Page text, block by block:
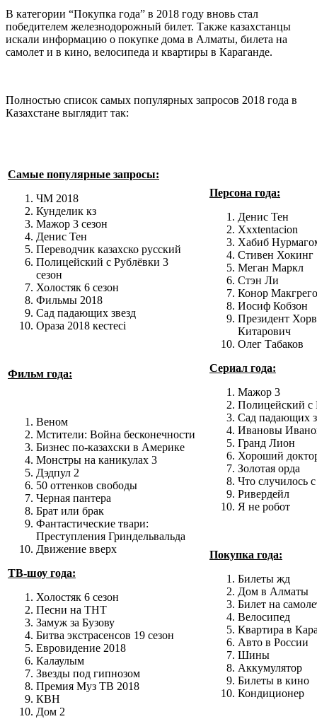
В категории “Покупка года” в 2018 году вновь стал
победителем железнодорожный билет. Также казахстанцы
искали информацию о покупке дома в Алматы, билета на
самолет и в кино, велосипеда и квартиры в Караганде.
Полностью список самых популярных запросов 2018 года в
Казахстане выглядит так:
Самые популярные запросы:
ЧМ 2018
Кунделик кз
Мажор 3 сезон
Денис Тен
Переводчик казахско русский
Полицейский с Рублёвки 3
сезон
Холостяк 6 сезон
Фильмы 2018
Сад падающих звезд
Ораза 2018 кестесі
Фильм года:
Веном
Мстители: Война бесконечности
Бизнес по-казахски в Америке
Монстры на каникулах 3
Дэдпул 2
50 оттенков свободы
Черная пантера
Брат или брак
Фантастические твари:
Преступления Гриндельвальда
Движение вверх
ТВ-шоу года:
Холостяк 6 сезон
Песни на ТНТ
Замуж за Бузову
Битва экстрасенсов 19 сезон
Евровидение 2018
Калаулым
Звезды под гипнозом
Премия Муз ТВ 2018
КВН
Дом 2
Персона года:
Денис Тен
Xxxtentacion
Хабиб
Стивен Хокинг
Меган Маркл
Стэн Ли
Конор
Иосиф Кобзон
Президент
Китарович
Олег Табаков
Сериал года:
Мажор 3
Полицейский с
Сад падающих
Ивановы
Гранд Лион
Хороший
Золотая орда
Что случилось
Ривердейл
Я не робот
Покупка года:
Билеты жд
Дом в Алматы
Билет на
Велосипед
Квартира в
Авто в России
Шины
Аккумулятор
Билеты в кино
Кондиционер